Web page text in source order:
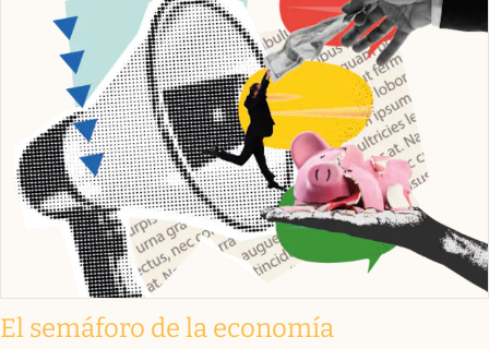
El semáforo de la economía